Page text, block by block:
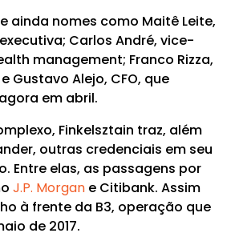
ainda nomes como Maitê Leite,
Carlos André, vice-
management; Franco Rizza,
Gustavo Alejo, CFO, que
em abril.
Finkelsztain traz, além
outras credenciais em seu
Entre elas, as passagens por
J.P. Morgane Citibank. Assim
à frente da B3, operação que
de 2017.